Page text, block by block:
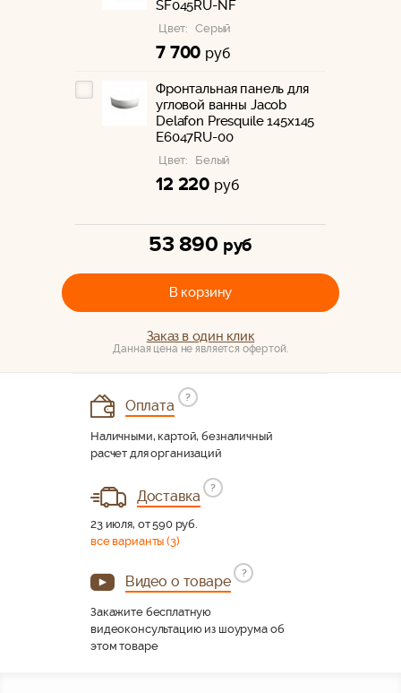
SF045RU-NF
Цвет: Серый
7 700 руб
Фронтальная панель для
угловой ванны Jacob
Delafon Presquile 145x145
E6047RU-00
Цвет: Белый
12 220 руб
53 890 руб
В корзину
Заказ в один клик
Данная цена не является офертой.
Оплата
?
Наличными, картой, безналичный
расчет для организаций
Доставка
?
23 июля, от 590 руб.
все варианты (3)
Видео о товаре
?
Закажите бесплатную
видеоконсультацию из шоурума об
этом товаре